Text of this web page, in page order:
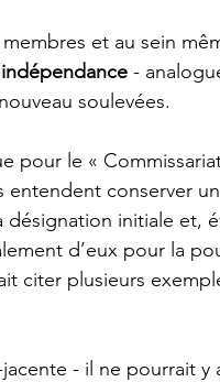
et au sein
-
soulevées.
le «
conserver
désignation initiale et,
d’eux pour la
citer plusieurs
- il ne pourrait y